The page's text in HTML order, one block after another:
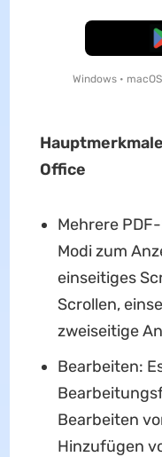
Windows •
Office
Mehrere
Modi zum
einseitiges
Scrollen,
zweiseitige
Bearbeiten:
Bearbeiten
Hinzufügen